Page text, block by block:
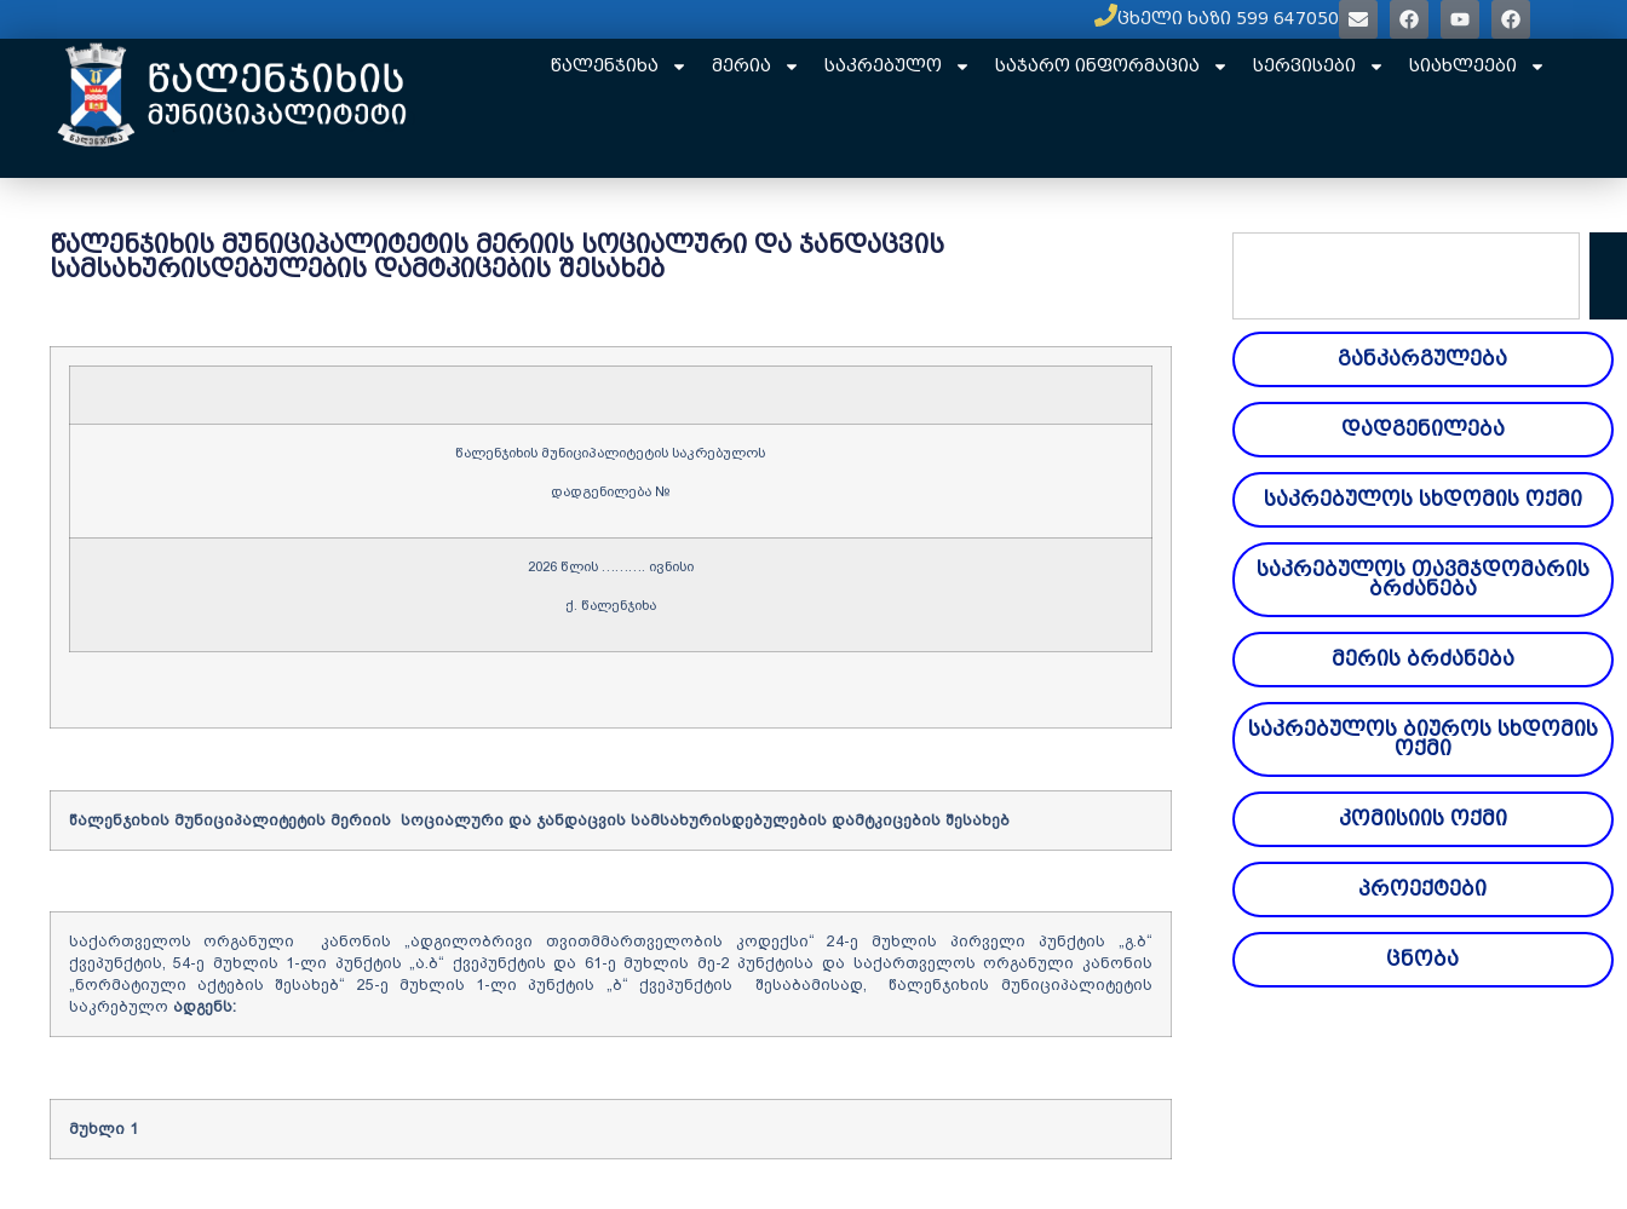
ცხელი ხაზი 599 647050
წალენჯიხა მერია საკრებულო საჯარო ინფორმაცია სერვისები სიახლეები
წალენჯიხის მუნიციპალიტეტის მერიის სოციალური და ჯანდაცვის
სამსახურისდებულების დამტკიცების შესახებ
წალენჯიხის მუნიციპალიტეტის საკრებულოს
დადგენილება №
2026 წლის ………. ივნისი
ქ. წალენჯიხა
წალენჯიხის მუნიციპალიტეტის მერიის სოციალური და ჯანდაცვის სამსახურისდებულების დამტკიცების შესახებ
საქართველოს ორგანული კანონის „ადგილობრივი თვითმმართველობის კოდექსი“ 24-ე მუხლის პირველი პუნქტის „გ.ბ“
ქვეპუნქტის, 54-ე მუხლის 1-ლი პუნქტის „ა.ბ“ ქვეპუნქტის და 61-ე მუხლის მე-2 პუნქტისა და საქართველოს ორგანული კანონის
„ნორმატიული აქტების შესახებ“ 25-ე მუხლის 1-ლი პუნქტის „ბ“ ქვეპუნქტის შესაბამისად, წალენჯიხის მუნიციპალიტეტის
საკრებულო ადგენს:
მუხლი1
განკარგულება
დადგენილება
საკრებულოს სხდომის ოქმი
საკრებულოს თავმჯდომარის
ბრძანება
მერის ბრძანება
საკრებულოს ბიუროს სხდომის
ოქმი
კომისიის ოქმი
პროექტები
ცნობა